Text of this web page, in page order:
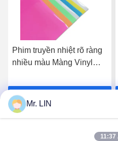
Phim truyền nhiệt rõ ràng
nhiều màu Màng Vinyl
Nhận giá tốt nhất
Mr. LIN
11:37